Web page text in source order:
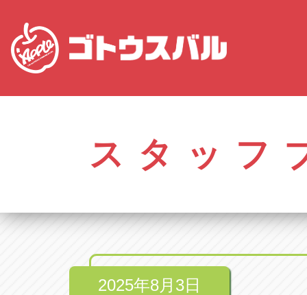
アップル
0561-84-
愛知県春日井市柏井町4-43-1
アップル春日井中央店
愛知県瀬戸市美濃池町29-1
スタッフ
2025年8月3日